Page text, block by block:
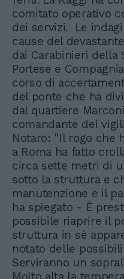
comitato operativo
dei servizi. Le
cause del
dai Carabinieri della
Portese e
corso di
del ponte che ha
dal quartiere
comandante dei
Notaro: "Il rogo che
a Roma ha fatto
circa sette metri di
sotto la struttura e
manutenzione e il
ha spiegato - È
possibile riaprire il
struttura in sè
notato delle
Serviranno un
Molto alta la